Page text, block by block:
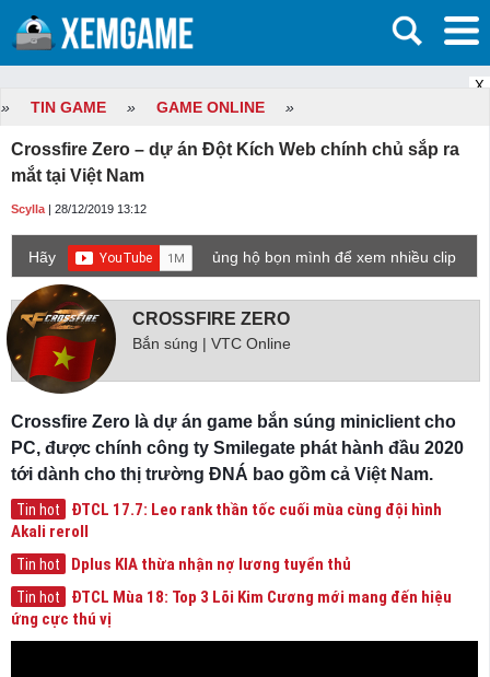
X
» TIN GAME » GAME ONLINE »
Crossfire Zero – dự án Đột Kích Web chính chủ sắp ra
mắt tại Việt Nam
Scylla | 28/12/2019 13:12
Hãy
ủng hộ bọn mình để xem nhiều clip
game mới hơn nhé!
CROSSFIRE ZERO
Bắn súng | VTC Online
Crossfire Zero là dự án game bắn súng miniclient cho
PC, được chính công ty Smilegate phát hành đầu 2020
tới dành cho thị trường ĐNÁ bao gồm cả Việt Nam.
Tin hot
ĐTCL 17.7: Leo rank thần tốc cuối mùa cùng đội hình
Akali reroll
Tin hot Dplus KIA thừa nhận nợ lương tuyển thủ
Tin hot
ĐTCL Mùa 18: Top 3 Lõi Kim Cương mới mang đến hiệu
ứng cực thú vị